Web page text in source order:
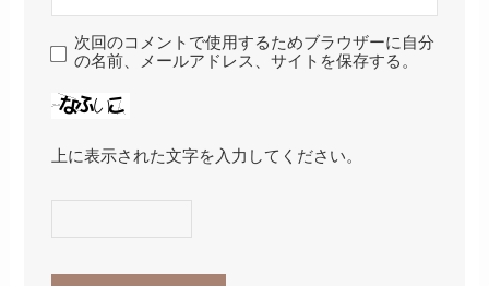
次回のコメントで使用するためブラウザーに自分
の名前、メールアドレス、サイトを保存する。
上に表示された文字を入力してください。